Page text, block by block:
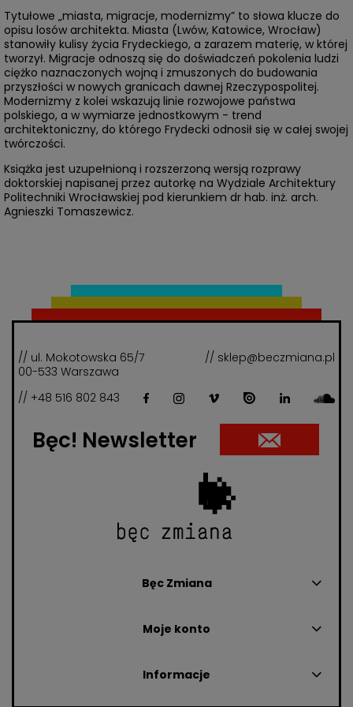
Tytułowe „miasta, migracje, modernizmy” to słowa klucze do
opisu losów architekta. Miasta (Lwów, Katowice, Wrocław)
stanowiły kulisy życia Frydeckiego, a zarazem materię, w której
tworzył. Migracje odnoszą się do doświadczeń pokolenia ludzi
ciężko naznaczonych wojną i zmuszonych do budowania
przyszłości w nowych granicach dawnej Rzeczypospolitej.
Modernizmy z kolei wskazują linie rozwojowe państwa
polskiego, a w wymiarze jednostkowym - trend
architektoniczny, do którego Frydecki odnosił się w całej swojej
twórczości.
Książka jest uzupełnioną i rozszerzoną wersją rozprawy
doktorskiej napisanej przez autorkę na Wydziale Architektury
Politechniki Wrocławskiej pod kierunkiem dr hab. inż. arch.
Agnieszki Tomaszewicz.
// ul. Mokotowska 65/7
00-533 Warszawa
// sklep@beczmiana.pl
// +48 516 802 843
Bęc! Newsletter
Bęc Zmiana
Moje konto
Informacje